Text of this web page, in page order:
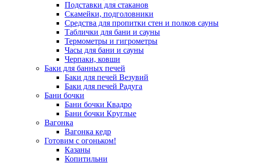
Подставки для стаканов
Скамейки, подголовники
Средства для пропитки стен и полков сауны
Таблички для бани и сауны
Термометры и гигрометры
Часы для бани и сауны
Черпаки, ковши
Баки для банных печей
Баки для печей Везувий
Баки для печей Радуга
Бани бочки
Бани бочки Квадро
Бани бочки Круглые
Вагонка
Вагонка кедр
Готовим с огоньком!
Казаны
Копитильни